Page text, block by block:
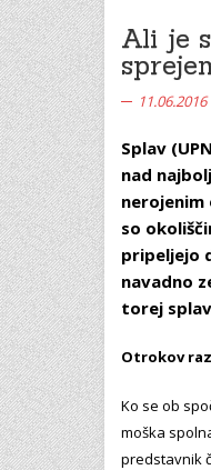
Ali je
11.06.2016
Splav
nad
nerojenim
so
pripeljejo
navadno
torej
Otrokov
Ko se ob
moška
predstavnik